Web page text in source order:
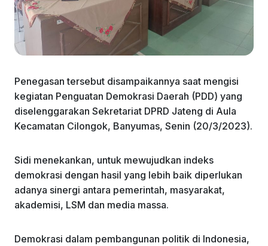
Penegasan tersebut disampaikannya saat mengisi
kegiatan Penguatan Demokrasi Daerah (PDD) yang
diselenggarakan Sekretariat DPRD Jateng di Aula
Kecamatan Cilongok, Banyumas, Senin (20/3/2023).
Sidi menekankan, untuk mewujudkan indeks
demokrasi dengan hasil yang lebih baik diperlukan
adanya sinergi antara pemerintah, masyarakat,
akademisi, LSM dan media massa.
Demokrasi dalam pembangunan politik di Indonesia,